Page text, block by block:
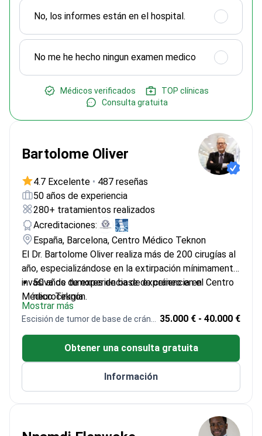
No, los informes están en el hospital.
No me he hecho ningun examen medico
Médicos verificados
TOP clínicas
Consulta gratuita
Bartolome Oliver
4.7 Excelente • 487 reseñas
50 años de experiencia
280+ tratamientos realizados
Acreditaciones:
España, Barcelona, Centro Médico Teknon
El Dr. Bartolome Oliver realiza más de 200 cirugías al
año, especializándose en la extirpación mínimamente
invasiva de tumores de base de cráneo en el Centro
Médico Teknon.
50 años de experiencia de experiencia en
neurocirugía
Presidente de la Sociedad Europea de Base de
Cráneo
Pionero en cirugía endoscópica transnasal para
tumores de base de cráneo
Codirector del Instituto Oliver & Ayats
Ofrece consultas online a través de Teams o
Zoom
Mostrar más
35.000 € - 40.000 €
Obtener una consulta gratuita
Información